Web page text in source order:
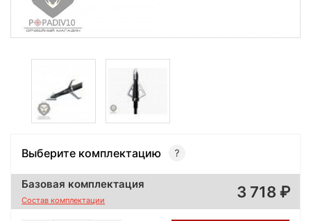
Выберите комплектацию
Базовая комплектация
Состав комплектации 3 718